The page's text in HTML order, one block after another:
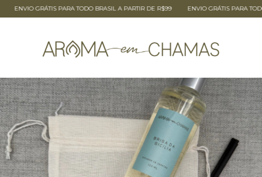
GRÁTIS PARA TODO BRASIL A PARTIR DE R$99 ENVIO GRÁTIS PARA TODO BRASIL